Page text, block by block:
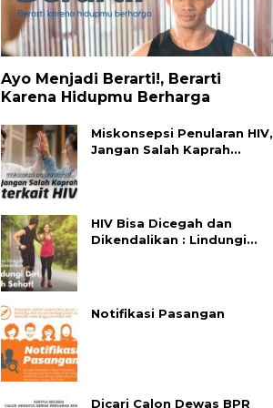
Ayo Menjadi Berarti!, Berarti
Karena Hidupmu Berharga
Miskonsepsi Penularan HIV,
Jangan Salah Kaprah
HIV Bisa Dicegah dan
Dikendalikan : Lindungi
Notifikasi Pasangan
Dicari Calon Dewas BPR